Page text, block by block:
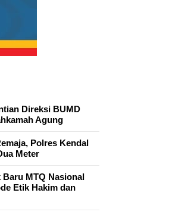
Direksi BUMD
Agung
Polres Kendal
Meter
MTQ Nasional
Etik Hakim dan